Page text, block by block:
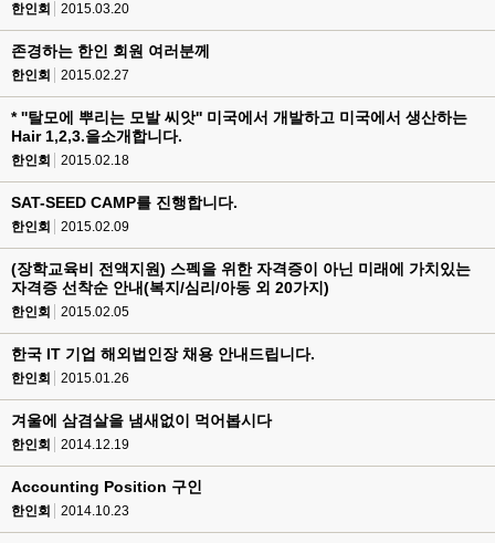
한인회 2015.03.20
존경하는 한인 회원 여러분께
한인회 2015.02.27
* ''탈모에 뿌리는 모발 씨앗'' 미국에서 개발하고 미국에서 생산하는
Hair 1,2,3.을소개합니다.
한인회 2015.02.18
SAT-SEED CAMP를 진행합니다.
한인회 2015.02.09
(장학교육비 전액지원) 스펙을 위한 자격증이 아닌 미래에 가치있는
자격증 선착순 안내(복지/심리/아동 외 20가지)
한인회 2015.02.05
한국 IT 기업 해외법인장 채용 안내드립니다.
한인회 2015.01.26
겨울에 삼겸살을 냄새없이 먹어봅시다
한인회 2014.12.19
Accounting Position 구인
한인회 2014.10.23